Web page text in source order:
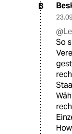
B
So